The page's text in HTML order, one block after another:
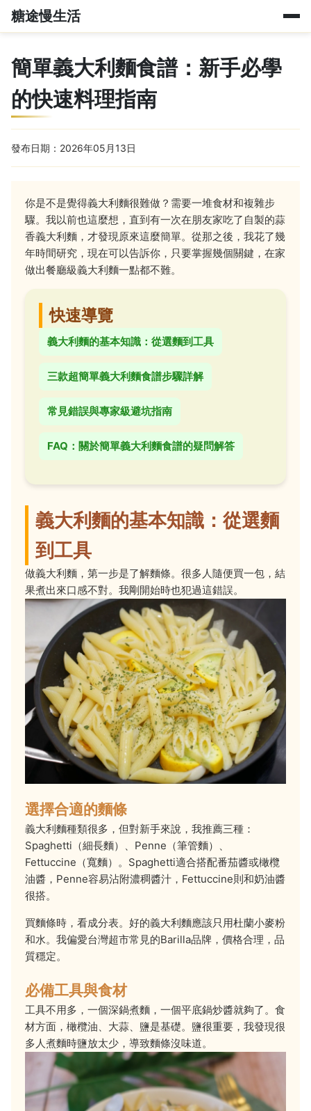
糖途慢生活
簡單義大利麵食譜：新手必學
的快速料理指南
發布日期：2026年05月13日
你是不是覺得義大利麵很難做？需要一堆食材和複雜步
驟。我以前也這麼想，直到有一次在朋友家吃了自製的蒜
香義大利麵，才發現原來這麼簡單。從那之後，我花了幾
年時間研究，現在可以告訴你，只要掌握幾個關鍵，在家
做出餐廳級義大利麵一點都不難。
快速導覽
義大利麵的基本知識：從選麵到工具
三款超簡單義大利麵食譜步驟詳解
常見錯誤與專家級避坑指南
FAQ：關於簡單義大利麵食譜的疑問解答
義大利麵的基本知識：從選麵
到工具
做義大利麵，第一步是了解麵條。很多人隨便買一包，結
果煮出來口感不對。我剛開始時也犯過這錯誤。
選擇合適的麵條
義大利麵種類很多，但對新手來說，我推薦三種：
Spaghetti（細長麵）、Penne（筆管麵）、
Fettuccine（寬麵）。Spaghetti適合搭配番茄醬或橄欖
油醬，Penne容易沾附濃稠醬汁，Fettuccine則和奶油醬
很搭。
買麵條時，看成分表。好的義大利麵應該只用杜蘭小麥粉
和水。我偏愛台灣超市常見的Barilla品牌，價格合理，品
質穩定。
必備工具與食材
工具不用多，一個深鍋煮麵，一個平底鍋炒醬就夠了。食
材方面，橄欖油、大蒜、鹽是基礎。鹽很重要，我發現很
多人煮麵時鹽放太少，導致麵條沒味道。